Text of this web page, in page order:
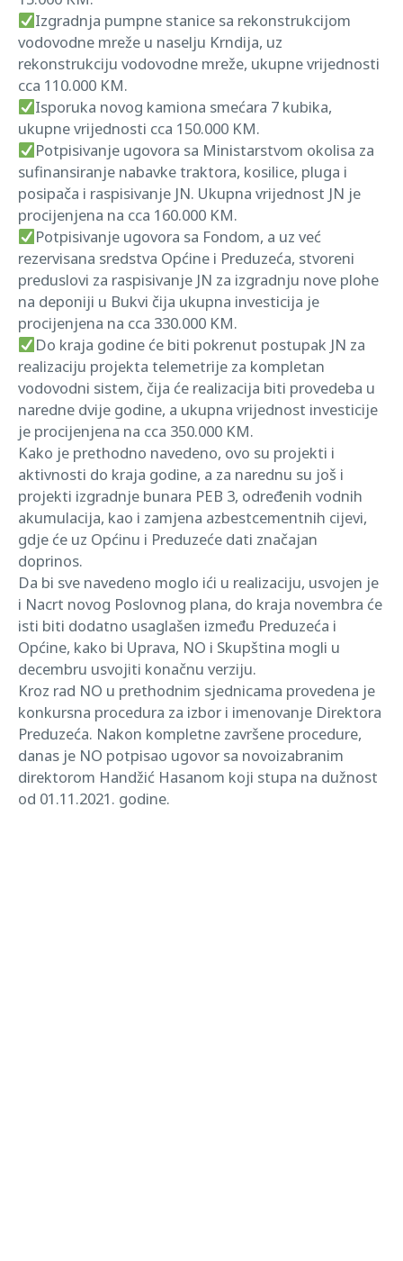
Izgradnja pumpne stanice sa rekonstrukcijom
vodovodne mreže u naselju Krndija, uz
rekonstrukciju vodovodne mreže, ukupne vrijednosti
cca 110.000 KM.
Isporuka novog kamiona smećara 7 kubika,
ukupne vrijednosti cca 150.000 KM.
Potpisivanje ugovora sa Ministarstvom okolisa za
sufinansiranje nabavke traktora, kosilice, pluga i
posipača i raspisivanje JN. Ukupna vrijednost JN je
procijenjena na cca 160.000 KM.
Potpisivanje ugovora sa Fondom, a uz već
rezervisana sredstva Općine i Preduzeća, stvoreni
preduslovi za raspisivanje JN za izgradnju nove plohe
na deponiji u Bukvi čija ukupna investicija je
procijenjena na cca 330.000 KM.
Do kraja godine će biti pokrenut postupak JN za
realizaciju projekta telemetrije za kompletan
vodovodni sistem, čija će realizacija biti provedeba u
naredne dvije godine, a ukupna vrijednost investicije
je procijenjena na cca 350.000 KM.
Kako je prethodno navedeno, ovo su projekti i
aktivnosti do kraja godine, a za narednu su još i
projekti izgradnje bunara PEB 3, određenih vodnih
akumulacija, kao i zamjena azbestcementnih cijevi,
gdje će uz Općinu i Preduzeće dati značajan
doprinos.
Da bi sve navedeno moglo ići u realizaciju, usvojen je
i Nacrt novog Poslovnog plana, do kraja novembra će
isti biti dodatno usaglašen između Preduzeća i
Općine, kako bi Uprava, NO i Skupština mogli u
decembru usvojiti konačnu verziju.
Kroz rad NO u prethodnim sjednicama provedena je
konkursna procedura za izbor i imenovanje Direktora
Preduzeća. Nakon kompletne završene procedure,
danas je NO potpisao ugovor sa novoizabranim
direktorom Handžić Hasanom koji stupa na dužnost
od 01.11.2021. godine.